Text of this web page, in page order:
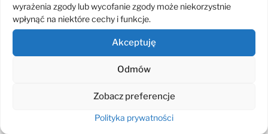
wyrażenia zgody lub wycofanie zgody może niekorzystnie
wpłynąć na niektóre cechy i funkcje.
Akceptuję
Odmów
Zobacz preferencje
Polityka prywatności
Obsługuje wielu platform (Windows, Mac OS, iOS,
Android, Zebra, Linux, Unix)
Endpoint Privilege Management
(Zarządzanie dostępem
uruchamianie zdefiniowanych aplikacji
z uprawnieniami administratora Windows, a także